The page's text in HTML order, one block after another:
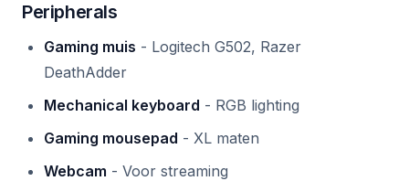
Peripherals
Gaming muis - Logitech G502, Razer
DeathAdder
Mechanical keyboard - RGB lighting
Gaming mousepad - XL maten
Webcam - Voor streaming